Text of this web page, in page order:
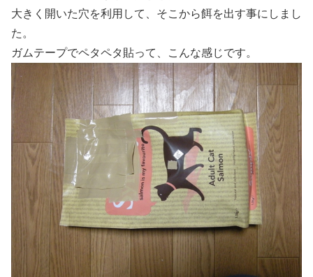
大きく開いた穴を利用して、そこから餌を出す事にしまし
た。
ガムテープでペタペタ貼って、こんな感じです。